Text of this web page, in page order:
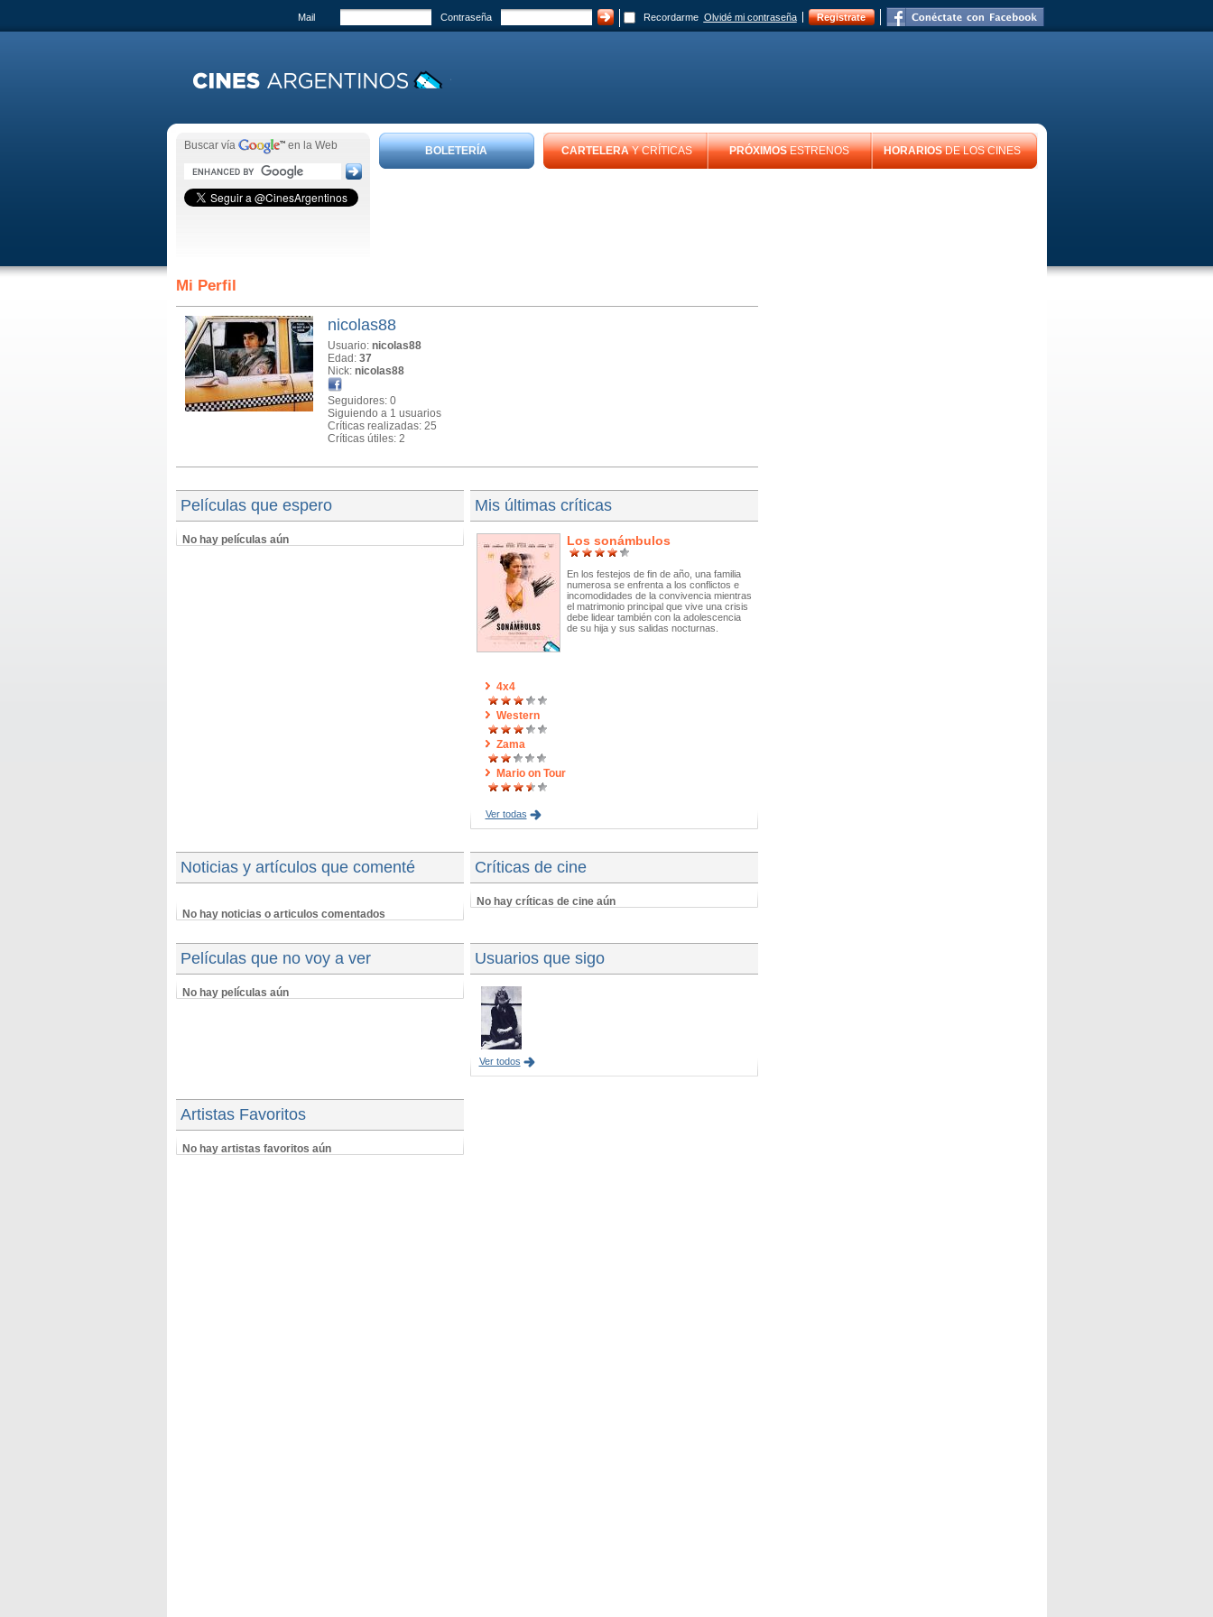
Mail Contraseña Recordarme Olvidé mi contraseña Registrate
Buscar vía en la Web BOLETERÍA CARTELERAY CRÍTICAS PRÓXIMOSESTRENOS HORARIOSDE LOS CINES
Mi Perfil
nicolas88
Usuario: nicolas88
Edad: 37
Nick: nicolas88
Seguidores: 0
Siguiendo a 1 usuarios
Críticas realizadas: 25
Críticas útiles: 2
Películas que espero
No hay películas aún
Mis últimas críticas
Los sonámbulos
En los festejos de fin de año, una familia
numerosa se enfrenta a los conflictos e
incomodidades de la convivencia mientras
el matrimonio principal que vive una crisis
debe lidear también con la adolescencia
de su hija y sus salidas nocturnas.
4x4
Western
Zama
Mario on Tour
Ver todas
Noticias y artículos que comenté
No hay noticias o articulos comentados
Críticas de cine
No hay críticas de cine aún
Películas que no voy a ver
No hay películas aún
Usuarios que sigo
Ver todos
Artistas Favoritos
No hay artistas favoritos aún